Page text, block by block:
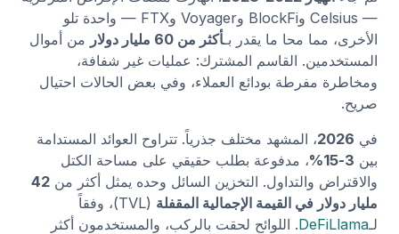
— Celsius وBlockFi وVoyager وFTX — واحدة تلو
الأخرى، مما محا ما يقدر بـأكثر من 60 مليار دولار
من أموال
المستخدمين. القاسم المشترك: عمليات غير شفافة،
ومخاطرة مفرطة بودائع العملاء، وفي بعض الحالات احتيال
صريح.
في 2026، المشهد مختلف جذرياً. تتراوح العوائد المستدامة
بين 3-15%
، مدفوعة بطلب حقيقي على مساحة الكتل
والاقتراض والتداول. التخزين السائل وحده يمثل أكثر من 42
مليار دولار في القيمة الإجمالية المقفلة
(TVL)، وفقاً
لـDeFiLlama. اللوائح لحقت بالركب، والمستخدمون أكثر